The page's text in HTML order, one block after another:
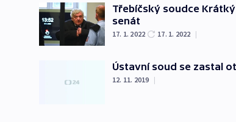
Třebíčský soudce
senát
17. 1. 2022 17. 1. 2022 |
Ústavní soud se zastal
12. 11. 2019 |